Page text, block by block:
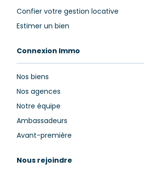
Confier votre gestion locative
Estimer un bien
Connexion Immo
Nos biens
Nos agences
Notre équipe
Ambassadeurs
Avant-première
Nous rejoindre